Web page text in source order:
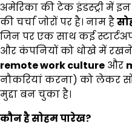
अमेरिका की टेक इंडस्ट्री में
की चर्चा जोरों पर है। नाम है
जिन पर एक साथ कई
और कंपनियों को धोखे में रखने
remote work culture और
नौकरियां करना) को लेकर
मुद्दा बन चुका है।
कौन है सोहम पारेख?